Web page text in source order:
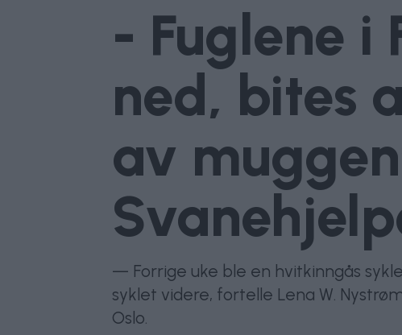
- Fuglene i
ned, bites
av
— Forrige uke ble en hvitkinngås
syklet videre, fortelle Lena W.
Oslo.